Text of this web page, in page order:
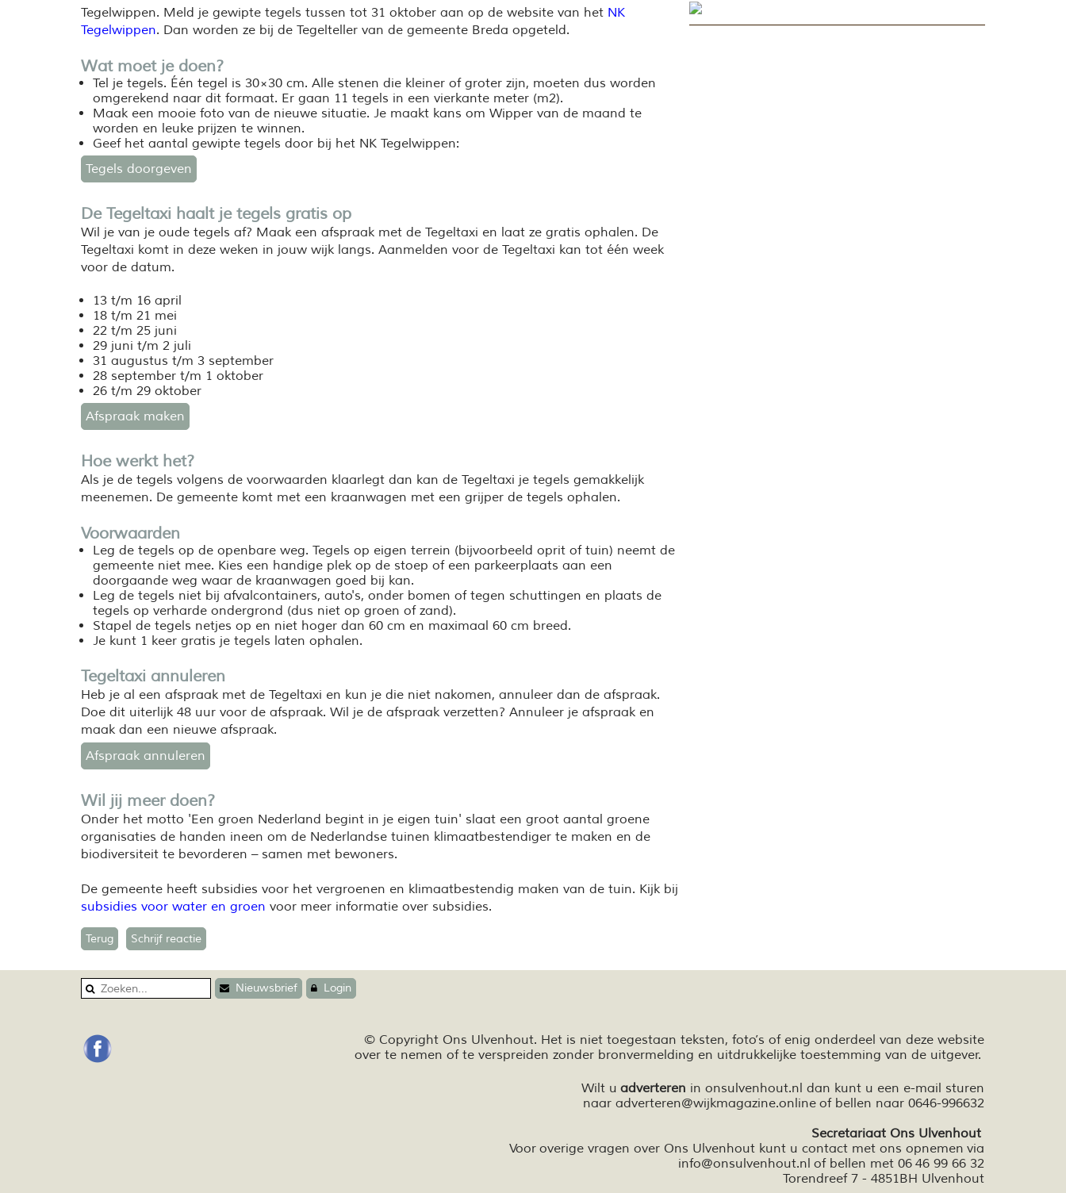
Tegelwippen. Meld je gewipte tegels tussen tot 31 oktober aan op de website van het NK
Tegelwippen. Dan worden ze bij de Tegelteller van de gemeente Breda opgeteld.
Wat moet je doen?
Tel je tegels. Één tegel is 30×30 cm. Alle stenen die kleiner of groter zijn, moeten dus worden
omgerekend naar dit formaat. Er gaan 11 tegels in een vierkante meter (m2).
Maak een mooie foto van de nieuwe situatie. Je maakt kans om Wipper van de maand te
worden en leuke prijzen te winnen.
Geef het aantal gewipte tegels door bij het NK Tegelwippen:
Tegels doorgeven
De Tegeltaxi haalt je tegels gratis op
Wil je van je oude tegels af? Maak een afspraak met de Tegeltaxi en laat ze gratis ophalen. De
Tegeltaxi komt in deze weken in jouw wijk langs. Aanmelden voor de Tegeltaxi kan tot één week
voor de datum.
13 t/m 16 april
18 t/m 21 mei
22 t/m 25 juni
29 juni t/m 2 juli
31 augustus t/m 3 september
28 september t/m 1 oktober
26 t/m 29 oktober
Afspraak maken
Hoe werkt het?
Als je de tegels volgens de voorwaarden klaarlegt dan kan de Tegeltaxi je tegels gemakkelijk
meenemen. De gemeente komt met een kraanwagen met een grijper de tegels ophalen.
Voorwaarden
Leg de tegels op de openbare weg. Tegels op eigen terrein (bijvoorbeeld oprit of tuin) neemt de
gemeente niet mee. Kies een handige plek op de stoep of een parkeerplaats aan een
doorgaande weg waar de kraanwagen goed bij kan.
Leg de tegels niet bij afvalcontainers, auto's, onder bomen of tegen schuttingen en plaats de
tegels op verharde ondergrond (dus niet op groen of zand).
Stapel de tegels netjes op en niet hoger dan 60 cm en maximaal 60 cm breed.
Je kunt 1 keer gratis je tegels laten ophalen.
Tegeltaxi annuleren
Heb je al een afspraak met de Tegeltaxi en kun je die niet nakomen, annuleer dan de afspraak.
Doe dit uiterlijk 48 uur voor de afspraak. Wil je de afspraak verzetten? Annuleer je afspraak en
maak dan een nieuwe afspraak.
Afspraak annuleren
Wil jij meer doen?
Onder het motto 'Een groen Nederland begint in je eigen tuin' slaat een groot aantal groene
organisaties de handen ineen om de Nederlandse tuinen klimaatbestendiger te maken en de
biodiversiteit te bevorderen – samen met bewoners.
De gemeente heeft subsidies voor het vergroenen en klimaatbestendig maken van de tuin. Kijk bij
subsidies voor water en groen voor meer informatie over subsidies.
Terug Schrijf reactie
Nieuwsbrief Login
© Copyright Ons Ulvenhout. Het is niet toegestaan teksten, foto’s of enig onderdeel van deze website
over te nemen of te verspreiden zonder bronvermelding en uitdrukkelijke toestemming van de uitgever.
Wilt u adverteren in onsulvenhout.nl dan kunt u een e-mail sturen
naar adverteren@wijkmagazine.online of bellen naar 0646-996632
Secretariaat Ons Ulvenhout
Voor overige vragen over Ons Ulvenhout kunt u contact met ons opnemen via
info@onsulvenhout.nl of bellen met 06 46 99 66 32
Torendreef 7 - 4851BH Ulvenhout